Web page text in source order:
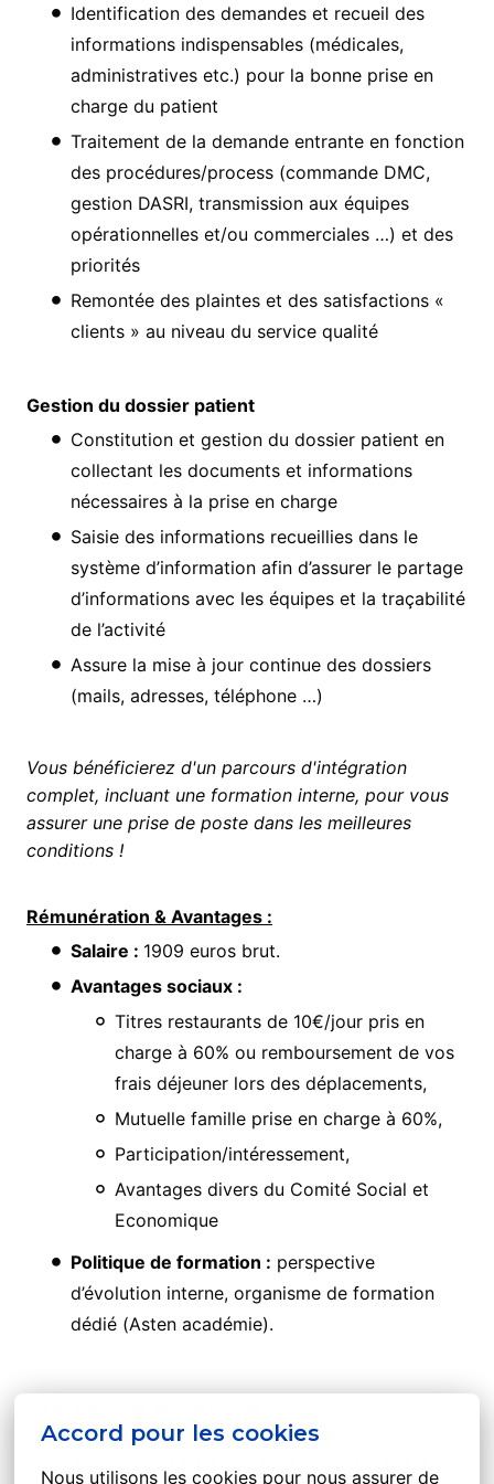
Accord pour les cookies
Nous utilisons les cookies pour nous assurer de
Identification des demandes et recueil des
informations indispensables (médicales,
administratives etc.) pour la bonne prise en
charge du patient
Traitement de la demande entrante en fonction
des procédures/process (commande DMC,
gestion DASRI, transmission aux équipes
opérationnelles et/ou commerciales …) et des
priorités
Remontée des plaintes et des satisfactions «
clients » au niveau du service qualité
Gestion du dossier patient
Constitution et gestion du dossier patient en
collectant les documents et informations
nécessaires à la prise en charge
Saisie des informations recueillies dans le
système d’information afin d’assurer le partage
d’informations avec les équipes et la traçabilité
de l’activité
Assure la mise à jour continue des dossiers
(mails, adresses, téléphone …)
Vous bénéficierez d'un parcours d'intégration
complet, incluant une formation interne, pour vous
assurer une prise de poste dans les meilleures
conditions !
Rémunération & Avantages :
Salaire : 1909 euros brut.
Avantages sociaux :
Titres restaurants de 10€/jour pris en
charge à 60% ou remboursement de vos
frais déjeuner lors des déplacements,
Mutuelle famille prise en charge à 60%,
Participation/intéressement,
Avantages divers du Comité Social et
Economique
Politique de formation : perspective
d’évolution interne, organisme de formation
dédié (Asten académie).